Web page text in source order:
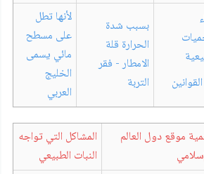
بسبب شدة
الحرارة قلة
الامطار - فقر
التربة
لأنها تطل
على مسطح
مائي يسمى
الخليج
العربي
موقع دول العالم
المشاكل التي تواجه
النبات الطبيعي